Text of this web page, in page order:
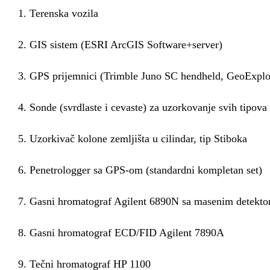
1. Terenska vozila
2. GIS sistem (ESRI ArcGIS Software+server)
3. GPS prijemnici (Trimble Juno SC hendheld,
4. Sonde (svrdlaste i cevaste) za uzorkovanje svih
5. Uzorkivač kolone zemljišta u cilindar, tip Stiboka
6. Penetrologger sa GPS-om (standardni kompletan set)
7. Gasni hromatograf Agilent 6890N sa masenim
8. Gasni hromatograf ECD/FID Agilent 7890A
9. Tečni hromatograf HP 1100